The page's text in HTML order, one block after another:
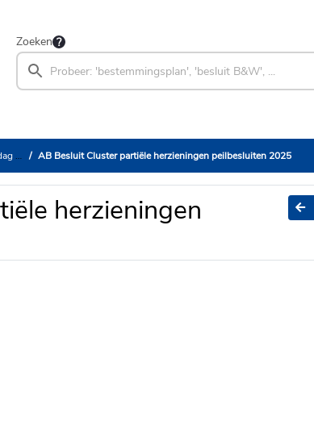
Zoeken
AB Besluit Cluster partiële herzieningen peilbesluiten 2025
herzieningen